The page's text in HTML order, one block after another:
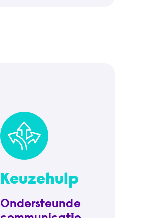
Keuzehulp
Ondersteunde